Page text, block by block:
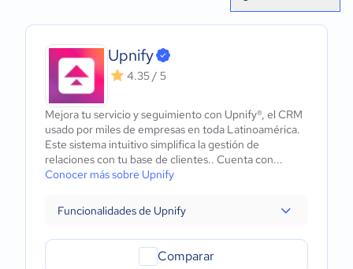
Upnify
4.35 / 5
Mejora tu servicio y seguimiento con Upnify®, el CRM
usado por miles de empresas en toda Latinoamérica.
Este sistema intuitivo simplifica la gestión de
relaciones con tu base de clientes.. Cuenta con...
Conocer más sobre Upnify
Funcionalidades de Upnify
Comparar